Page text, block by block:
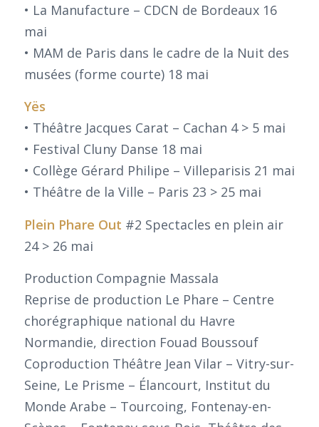
• La Manufacture – CDCN de Bordeaux 16
mai
• MAM de Paris dans le cadre de la Nuit des
musées (forme courte) 18 mai
Yës
• Théâtre Jacques Carat – Cachan 4 > 5 mai
• Festival Cluny Danse 18 mai
• Collège Gérard Philipe – Villeparisis 21 mai
• Théâtre de la Ville – Paris 23 > 25 mai
Plein Phare Out #2 Spectacles en plein air
24 > 26 mai
Production Compagnie Massala
Reprise de production Le Phare – Centre
chorégraphique national du Havre
Normandie, direction Fouad Boussouf
Coproduction Théâtre Jean Vilar – Vitry-sur-
Seine, Le Prisme – Élancourt, Institut du
Monde Arabe – Tourcoing, Fontenay-en-